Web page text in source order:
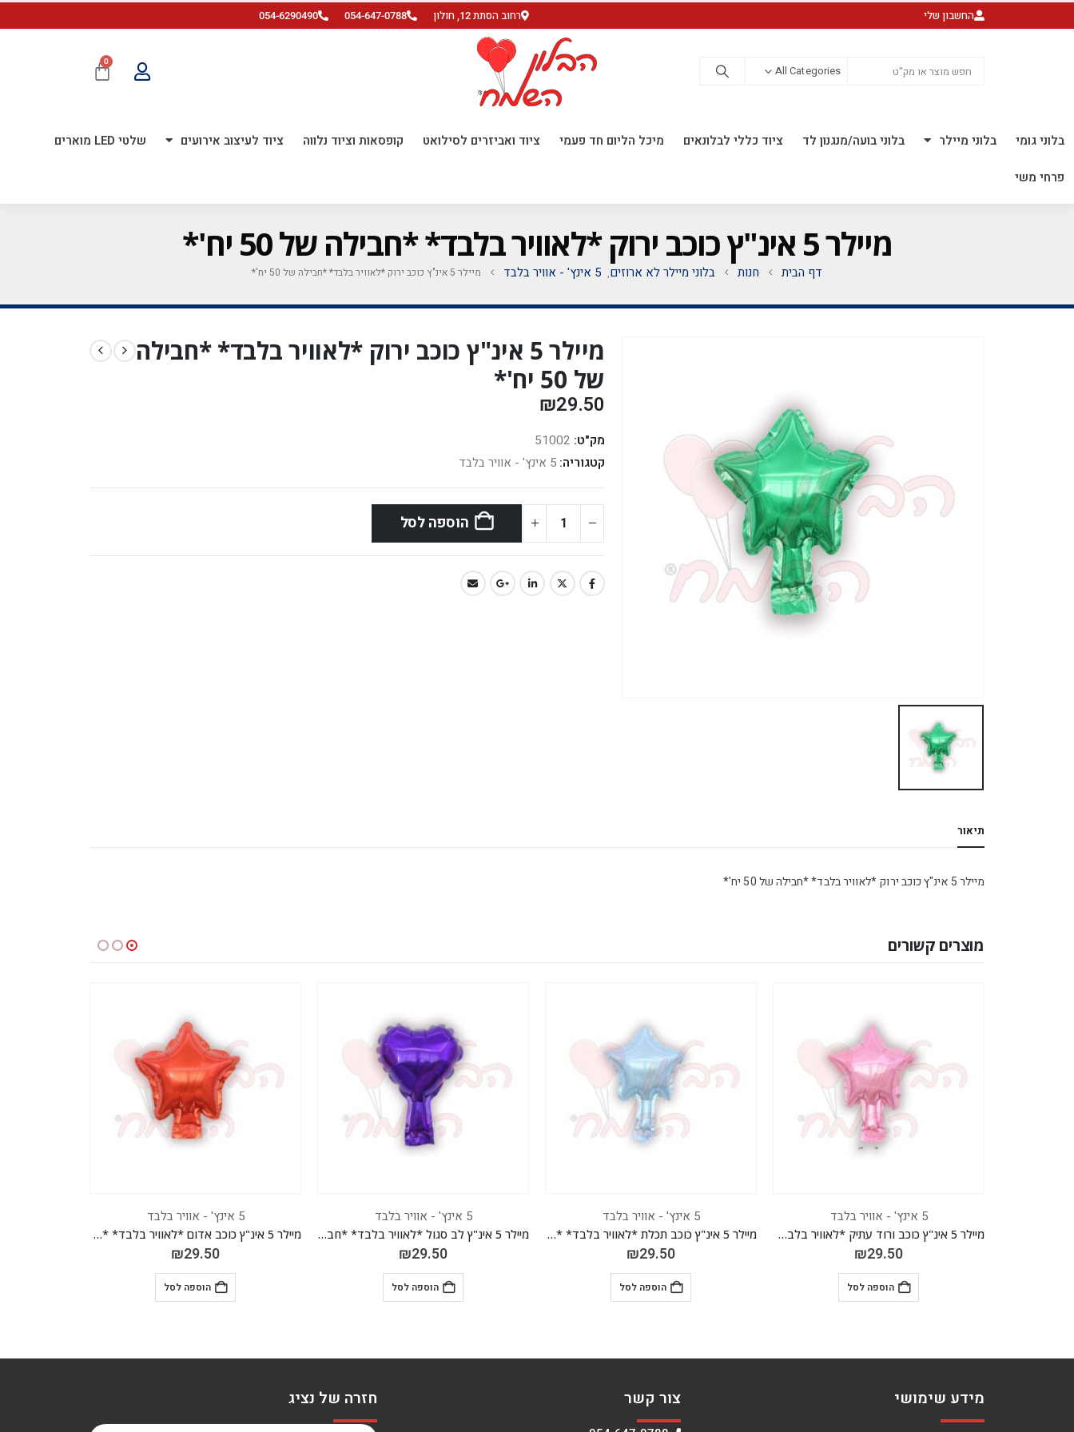
החשבון שלי רחוב הסתת 12, חולון 054-647-0788
054-6290490
All Categories
0
בלוני גומי בלוני מיילר בלוני בועה/מנגנון לד ציוד כללי לבלונאים מיכל הליום חד פעמי ציוד ואביזרים לסילואט קופסאות וציוד נלווה ציוד לעיצוב אירועים שלטי LED מוארים
פרחי משי
מיילר 5 אינ"ץ כוכב ירוק *לאוויר בלבד* *חבילה של 50 יח'*
דף הבית חנות בלוני מיילר לא ארוזים, 5 אינץ' - אוויר בלבד מיילר 5 אינ"ץ כוכב ירוק *לאוויר בלבד* *חבילה של 50 יח'*
מיילר 5 אינ"ץ כוכב ירוק *לאוויר בלבד* *חבילה
של 50 יח'*
₪29.50
מק"ט: 51002
קטגוריה: 5 אינץ' - אוויר בלבד
הוספה לסל
תיאור
מיילר 5 אינ"ץ כוכב ירוק *לאוויר בלבד* *חבילה של 50 יח'*
מוצרים קשורים
5 אינץ' - אוויר בלבד
מיילר 5 אינ"ץ כוכב תכלת *לאוויר בלבד* *חבילה של 50 יח'*
₪29.50
הוספה לסל
5 אינץ' - אוויר בלבד
מיילר 5 אינ"ץ לב סגול *לאוויר בלבד* *חבילה של 50 יח'*
₪29.50
הוספה לסל
5 אינץ' - אוויר בלבד
מיילר 5 אינ"ץ כוכב אדום *לאוויר בלבד* *חבילה של 50 יח'*
₪29.50
הוספה לסל
5 אינץ' - אוויר בלבד
מיילר 5 אינ"ץ לב ירוק *לאוויר בלבד* *חבילה של 50 יח'*
₪29.50
הוספה לסל
מידע שימושי צור קשר חזרה של נציג